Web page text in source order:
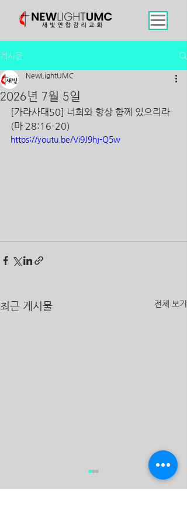
게시물
2026년 7월 5일
NewLightUMC
[가라사대50] 너희와 항상 함께 있으리라
(마 28:16-20)
https://youtu.be/Vi9J9hj-Q5w
최근 게시물 전체 보기